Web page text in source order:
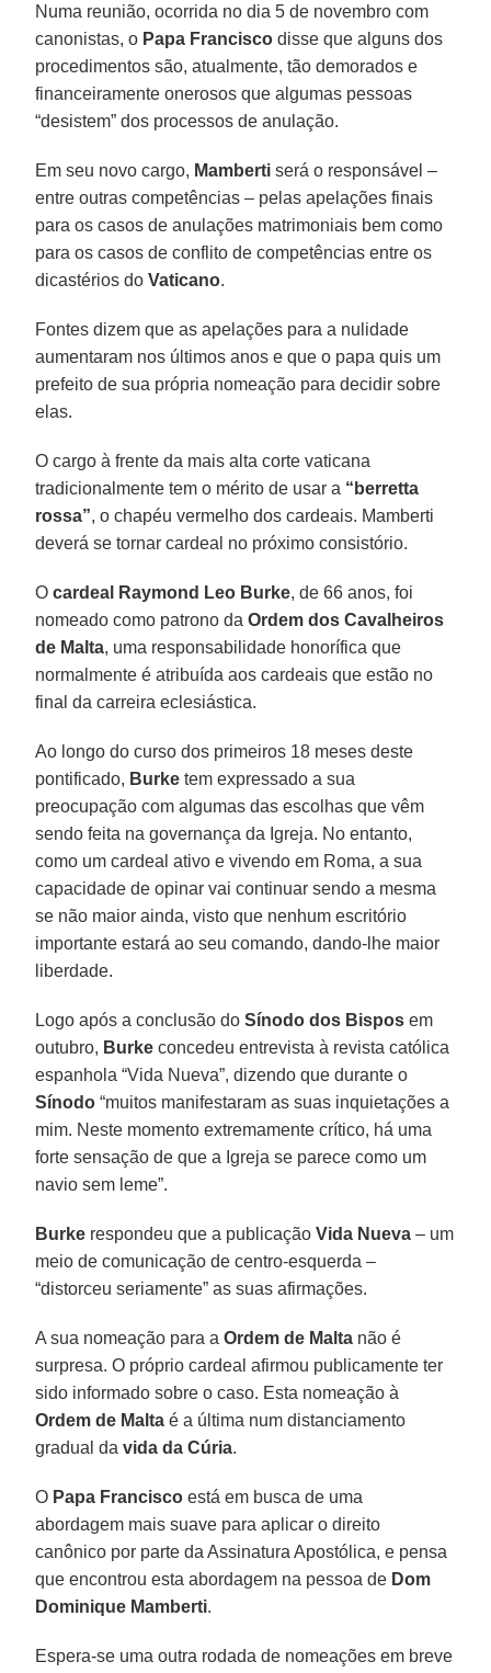
Numa reunião, ocorrida no dia 5 de novembro com
canonistas, o Papa Francisco disse que alguns dos
procedimentos são, atualmente, tão demorados e
financeiramente onerosos que algumas pessoas
“desistem” dos processos de anulação.
Em seu novo cargo, Mamberti será o responsável –
entre outras competências – pelas apelações finais
para os casos de anulações matrimoniais bem como
para os casos de conflito de competências entre os
dicastérios doVaticano.
Fontes dizem que as apelações para a nulidade
aumentaram nos últimos anos e que o papa quis um
prefeito de sua própria nomeação para decidir sobre
elas.
O cargo à frente da mais alta corte vaticana
tradicionalmente tem o mérito de usar a “berretta
rossa”, o chapéu vermelho dos cardeais. Mamberti
deverá se tornar cardeal no próximo consistório.
Ocardeal Raymond Leo Burke, de 66 anos, foi
nomeado como patrono daOrdem dos Cavalheiros
de Malta, uma responsabilidade honorífica que
normalmente é atribuída aos cardeais que estão no
final da carreira eclesiástica.
Ao longo do curso dos primeiros 18 meses deste
pontificado, Burke tem expressado a sua
preocupação com algumas das escolhas que vêm
sendo feita na governança da Igreja. No entanto,
como um cardeal ativo e vivendo em Roma, a sua
capacidade de opinar vai continuar sendo a mesma
se não maior ainda, visto que nenhum escritório
importante estará ao seu comando, dando-lhe maior
liberdade.
Logo após a conclusão doSínodo dos Bispos em
outubro, Burke concedeu entrevista à revista católica
espanhola “Vida Nueva”, dizendo que durante o
Sínodo “muitos manifestaram as suas inquietações a
mim. Neste momento extremamente crítico, há uma
forte sensação de que a Igreja se parece como um
navio sem leme”.
Burke respondeu que a publicaçãoVida Nueva – um
meio de comunicação de centro-esquerda –
“distorceu seriamente” as suas afirmações.
A sua nomeação para aOrdem de Malta não é
surpresa. O próprio cardeal afirmou publicamente ter
sido informado sobre o caso. Esta nomeação à
Ordem de Malta é a última num distanciamento
gradual davida da Cúria.
O Papa Francisco está em busca de uma
abordagem mais suave para aplicar o direito
canônico por parte da Assinatura Apostólica, e pensa
que encontrou esta abordagem na pessoa de Dom
Dominique Mamberti.
Espera-se uma outra rodada de nomeações em breve